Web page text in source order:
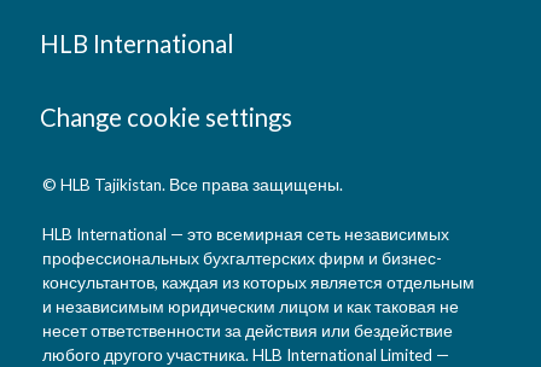
HLB International
Change cookie settings
© HLB Tajikistan. Все права защищены.
HLB International — это всемирная сеть независимых
профессиональных бухгалтерских фирм и бизнес-
консультантов, каждая из которых является отдельным
и независимым юридическим лицом и как таковая не
несет ответственности за действия или бездействие
любого другого участника. HLB International Limited —